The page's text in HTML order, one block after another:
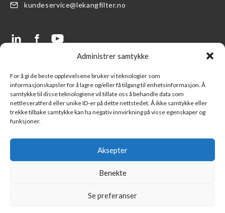
Administrer samtykke
For å gi de beste opplevelsene bruker vi teknologier som
informasjonskapsler for å lagre og/eller få tilgang til enhetsinformasjon. Å
samtykke til disse teknologiene vil tillate oss å behandle data som
nettleseratferd eller unike ID-er på dette nettstedet. Å ikke samtykke eller
trekke tilbake samtykke kan ha negativ innvirkning på visse egenskaper og
funksjoner.
Aksepter
Benekte
Se preferanser
kundeservice@lekangfilter.no
Produkter
Finn en forhandler
Logg inn LFS kundeportal
Part of Lekang Group
FAQ- Ofte stilte spørsmål
Kontakt oss
Salgsbetingelser